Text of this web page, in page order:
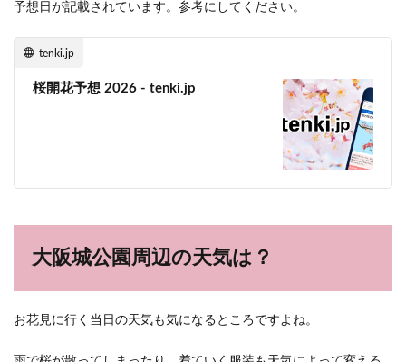
予想日が記載されています。参考にしてください。
tenki.jp
桜開花予想 2026 - tenki.jp
大阪城公園周辺の天気は？
お花見に行く当日の天気も気になるところですよね。